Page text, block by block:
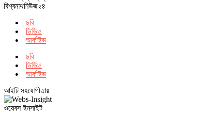
বিশ্বনাথনিউজ২৪
ছবি
ভিডিও
আর্কাইভ
ছবি
ভিডিও
আর্কাইভ
আইটি সহযোগীতায়
ওয়েবস ইনসাইট